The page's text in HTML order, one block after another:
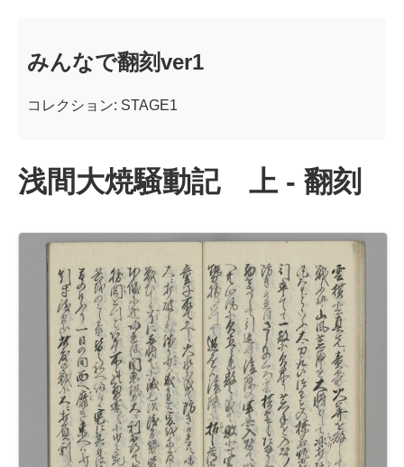
みんなで翻刻ver1
コレクション: STAGE1
浅間大焼騒動記 上 - 翻刻